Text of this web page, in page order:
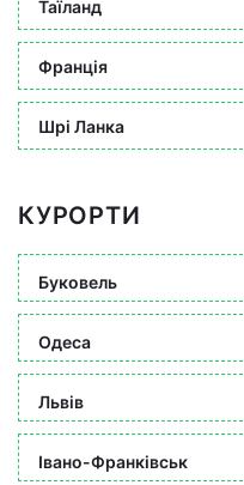
Таїланд
Франція
Шрі Ланка
КУРОРТИ
Буковель
Одеса
Львів
Івано-Франківськ